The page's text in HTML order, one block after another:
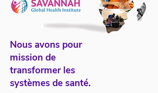
Nous avons pour
mission de
transformer les
systèmes de santé.